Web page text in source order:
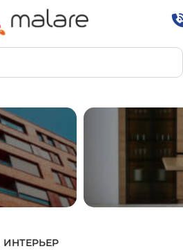
для лакирования шпона